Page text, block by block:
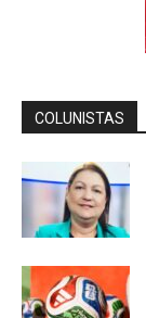
COLUNISTAS